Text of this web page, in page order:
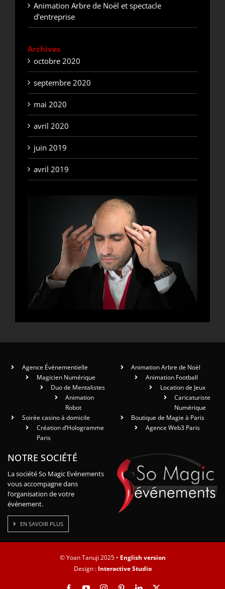
Animation Arbre de Noël et spectacle
d’entreprise
Archives
octobre 2020
septembre 2020
mai 2020
avril 2020
juin 2019
avril 2019
Agence Événementielle
Magicien Numérique
Duo de Mentalistes
Animation
Robot
Soirée casino à domicile
Création d’Hologramme
Paris
Animation Arbre de Noël
Animation Football
Location de Jeux
Caricaturiste
Numérique
Boutique de Magie à Paris
Agence Web3 Paris
NOTRE SOCIÉTÉ
La société So Magic Evénements
vous accompagne dans
l’organisation de votre
événement.
EN SAVOIR PLUS
© Yoan Tanuji 2025 • English version
Design : Interactive Studio